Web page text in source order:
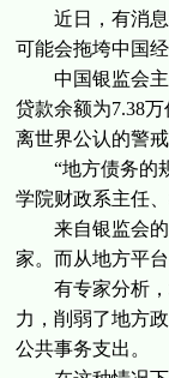
近日，有消息称
可能会拖垮中国
中国银监会主席
贷款余额为7.38
离世界公认的警
“地方债务的规
学院财政系主任
来自银监会的统
家。而从地方平
有专家分析，地
力，削弱了地方
公共事务支出。